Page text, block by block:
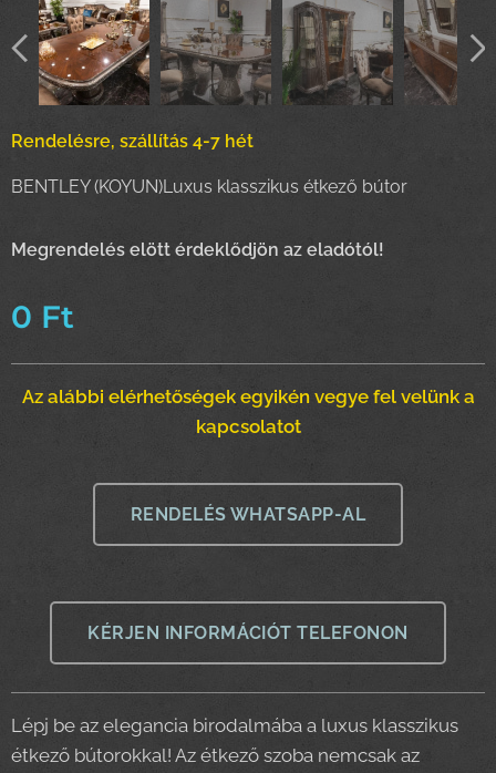
Rendelésre, szállítás 4-7 hét
BENTLEY (KOYUN)Luxus klasszikus étkező bútor
Megrendelés elött érdeklődjön az eladótól!
0 Ft
Az alábbi elérhetőségek egyikén vegye fel velünk a
kapcsolatot
RENDELÉS WHATSAPP-AL
KÉRJEN INFORMÁCIÓT TELEFONON
Lépj be az elegancia birodalmába a luxus klasszikus
étkező bútorokkal! Az étkező szoba nemcsak az